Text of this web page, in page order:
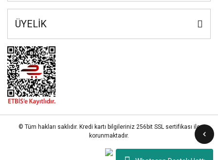
ÜYELİK
© Tüm hakları saklıdır. Kredi kartı bilgileriniz 256bit SSL sertifikası ile
korunmaktadır.